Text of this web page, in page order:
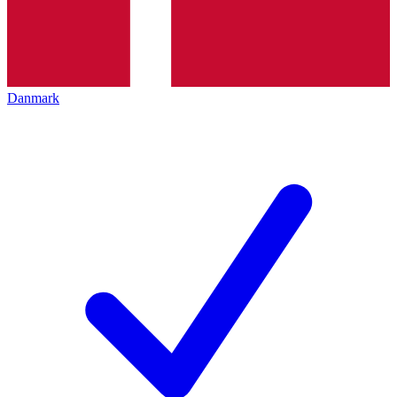
Danmark